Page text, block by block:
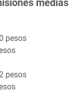
medias
pesos
pesos